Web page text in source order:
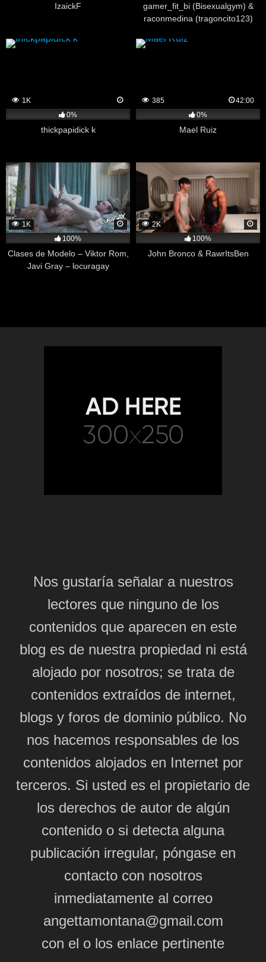
IzaickF
gamer_fit_bi (Bisexualgym) &
raconmedina (tragoncito123)
1K
0%
thickpapidick k
385
42:00
0%
Mael Ruiz
1K
100%
Clases de Modelo – Viktor Rom,
Javi Gray – locuragay
2K
100%
John Bronco & RawrItsBen
Nos gustaría señalar a nuestros
lectores que ninguno de los
contenidos que aparecen en este
blog es de nuestra propiedad ni está
alojado por nosotros; se trata de
contenidos extraídos de internet,
blogs y foros de dominio público. No
nos hacemos responsables de los
contenidos alojados en Internet por
terceros. Si usted es el propietario de
los derechos de autor de algún
contenido o si detecta alguna
publicación irregular, póngase en
contacto con nosotros
inmediatamente al correo
angettamontana@gmail.com
con el o los enlace pertinente